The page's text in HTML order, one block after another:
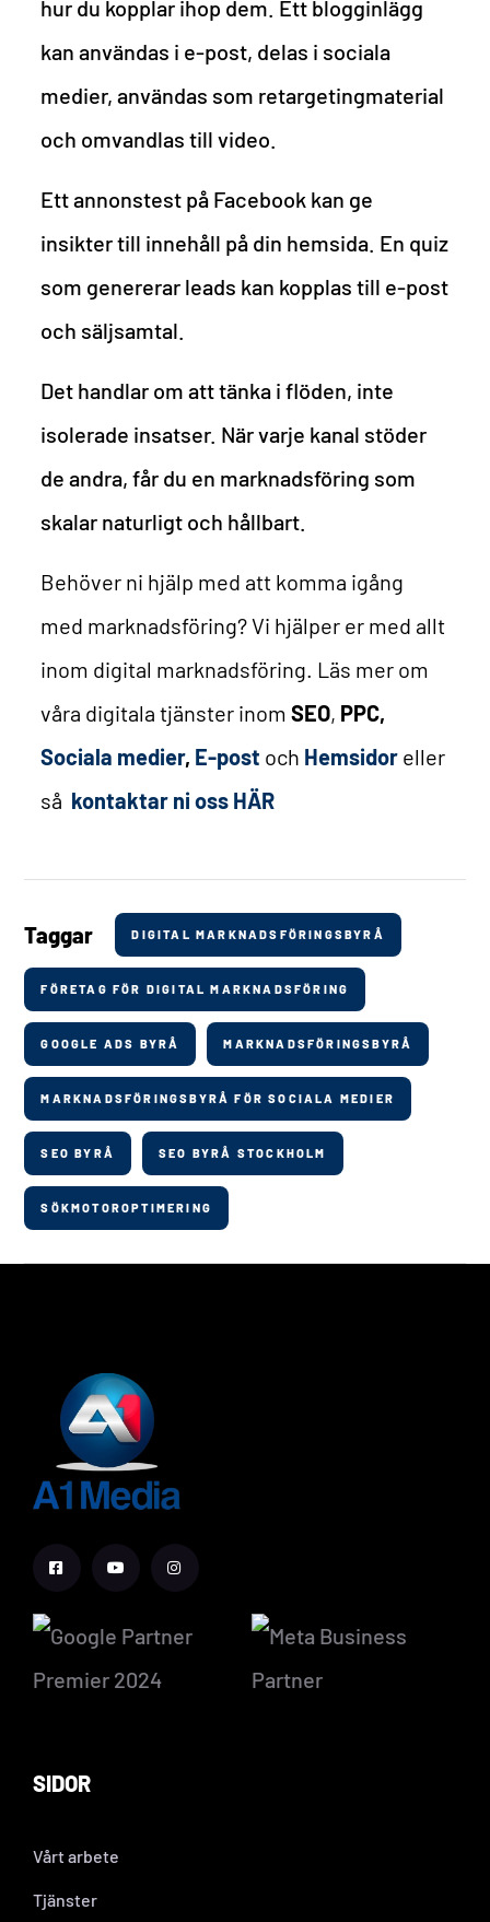
hur du kopplar ihop dem. Ett blogginlägg
kan användas i e-post, delas i sociala
medier, användas som retargetingmaterial
och omvandlas till video.
Ett annonstest på Facebook kan ge
insikter till innehåll på din hemsida. En quiz
som genererar leads kan kopplas till e-post
och säljsamtal.
Det handlar om att tänka i flöden, inte
isolerade insatser. När varje kanal stöder
de andra, får du en marknadsföring som
skalar naturligt och hållbart.
Behöver ni hjälp med att komma igång
med marknadsföring? Vi hjälper er med allt
inom digital marknadsföring. Läs mer om
våra digitala tjänster inomSEO, PPC,
Sociala medier, E-post och Hemsidor eller
så kontaktar ni oss HÄR
Taggar DIGITAL MARKNADSFÖRINGSBYRÅ
FÖRETAG FÖR DIGITAL MARKNADSFÖRING
GOOGLE ADS BYRÅ MARKNADSFÖRINGSBYRÅ
MARKNADSFÖRINGSBYRÅ FÖR SOCIALA MEDIER
SEO BYRÅ SEO BYRÅ STOCKHOLM
SÖKMOTOROPTIMERING
SIDOR
Vårt arbete
Tjänster